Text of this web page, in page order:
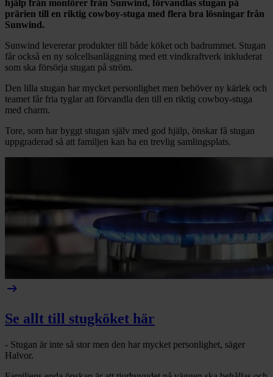
hjälp från montörer från Sunwind, förvandlas stugan på
prärien till en riktig cowboy-stuga med flera bra lösningar från
Sunwind.
Sunwind levererar produkter till både köket och badrummet. Stugan
får också en ny solcellsanläggning med ett vindkraftverk inkluderat
som ska försörja stugan på ström.
Den lilla stugan har mycket personlighet men behöver ny kärlek och
teamet får fria tyglar att förvandla den till en riktig cowboy-stuga
med charm.
Tore, som har byggt stugan själv med god hjälp, önskar få stugan
uppgraderad så att familjen kan ha en trevlig samlingsplats.
arrow_right_alt
Se allt till stugköket här
- Stugan är inte så stor men den har mycket personlighet, säger
Halvor.